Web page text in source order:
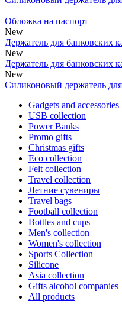
Обложка на паспорт
New
Держатель для банковских
New
Держатель для банковских
New
Силиконовый держатель
Gadgets and accessories
USB collection
Power Banks
Promo gifts
Christmas gifts
Eco collection
Felt collection
Travel collection
Летние сувениры
Travel bags
Football collection
Bottles and cups
Men's collection
Women's collection
Sports Collection
Silicone
Asia collection
Gifts alcohol companies
All products